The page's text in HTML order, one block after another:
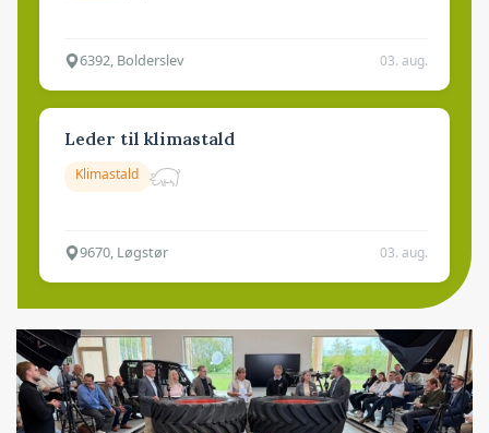
6392, Bolderslev 03. aug.
Leder til klimastald
Klimastald
9670, Løgstør 03. aug.